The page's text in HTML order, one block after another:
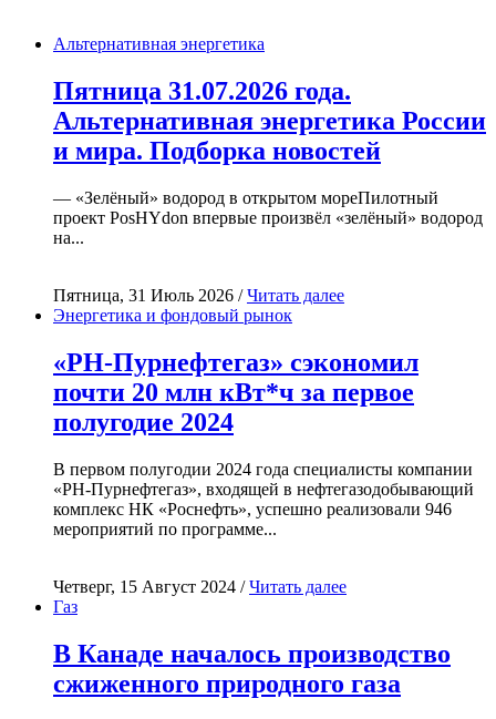
Альтернативная энергетика
Пятница 31.07.2026 года.
Альтернативная энергетика России
и мира. Подборка новостей
— «Зелёный» водород в открытом мореПилотный
проект PosHYdon впервые произвёл «зелёный» водород
на...
Пятница, 31 Июль 2026 /Читать далее
Энергетика и фондовый рынок
«РН-Пурнефтегаз» сэкономил
почти 20 млн кВт*ч за первое
полугодие 2024
В первом полугодии 2024 года специалисты компании
«РН-Пурнефтегаз», входящей в нефтегазодобывающий
комплекс НК «Роснефть», успешно реализовали 946
мероприятий по программе...
Четверг, 15 Август 2024 /Читать далее
Газ
В Канаде началось производство
сжиженного природного газа